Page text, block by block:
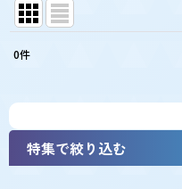
表示数
0件
特集で絞り込む